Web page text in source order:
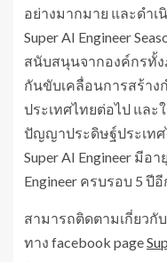
อย่างมากมาย และดำเ
Super AI Engineer
สนับสนุนจากองค์กรทั้
กันขับเคลื่อนการสร้า
ประเทศไทยต่อไป และ
ปัญญาประดิษฐ์ประเทศ
Super AI Engineer มีอ
Engineer ครบรอบ 5 ปี
สามารถติดตามเกี่ยวกับ
ทาง facebook page